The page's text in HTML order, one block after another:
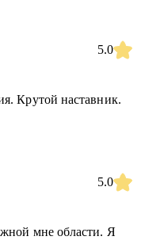
5.0
Крутой наставник.
5.0
мне области. Я